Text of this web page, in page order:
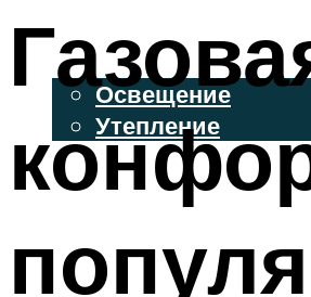
ОСВЕЩЕНИЕ И
Освещение
Утепление
ДЕКОР
МЕНЮ